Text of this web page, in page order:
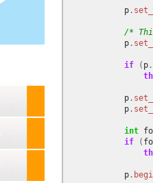
p .
/*
p .
if ( p .
p .
p .
int
if
(
p .